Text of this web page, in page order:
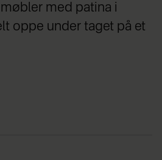
med patina i
oppe under taget på et